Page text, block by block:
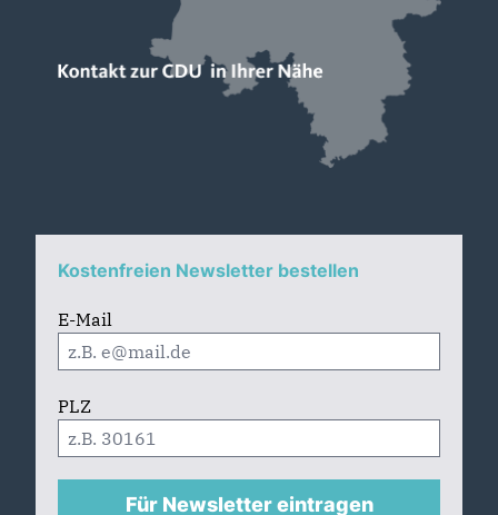
Kostenfreien Newsletter bestellen
E-Mail
PLZ
Für Newsletter eintragen